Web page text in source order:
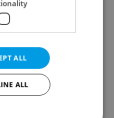
Nádraží Holešovice)
steps from the house
restaurants and shops
ALL
ALL